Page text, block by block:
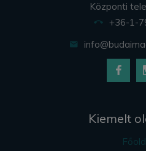
Központi
+36-1-
Kiemelt